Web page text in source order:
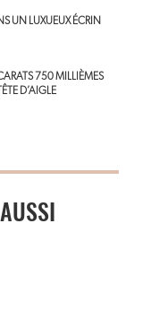
UN LUXUEUX ÉCRIN
750 MILLIÈMES
D’AIGLE